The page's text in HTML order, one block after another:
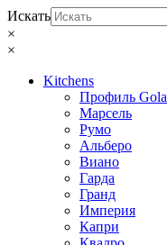
Искать
×
×
Kitchens
Профиль Gola
Марсель
Румо
Альберо
Виано
Гарда
Гранд
Империя
Капри